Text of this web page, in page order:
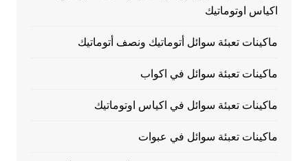
اكياس اوتوماتيك
ماكينات تعبئة سوائل أتوماتيك ونصف أتوماتيك
ماكينات تعبئة سوائل في اكواب
ماكينات تعبئة سوائل في اكياس اوتوماتيك
ماكينات تعبئة سوائل في عبوات